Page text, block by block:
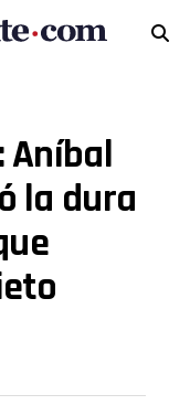
Aníbal
la dura